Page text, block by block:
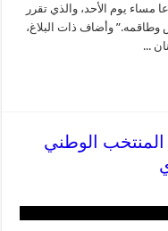
مساء يوم الأحد، والذي تقرر
وطاقمه.” وأضاف ذات البلاغ،
...
المنتخب الوطني